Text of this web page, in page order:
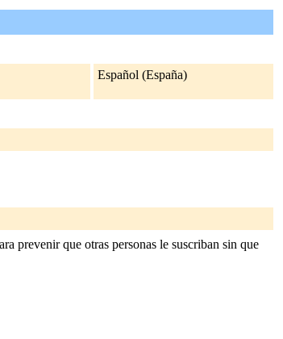
Español (España)
prevenir que otras personas le suscriban sin que